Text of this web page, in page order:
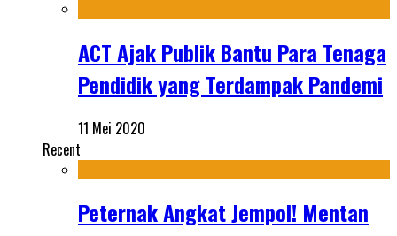
ACT Ajak Publik Bantu Para Tenaga
Pendidik yang Terdampak Pandemi
11 Mei 2020
Recent
Peternak Angkat Jempol! Mentan